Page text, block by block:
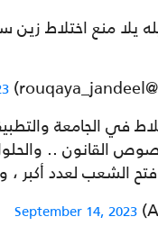
يلا منع اختلاط
في الجامعة
القانون ..
الشعب لعدد أكبر ،
September 14, 2023